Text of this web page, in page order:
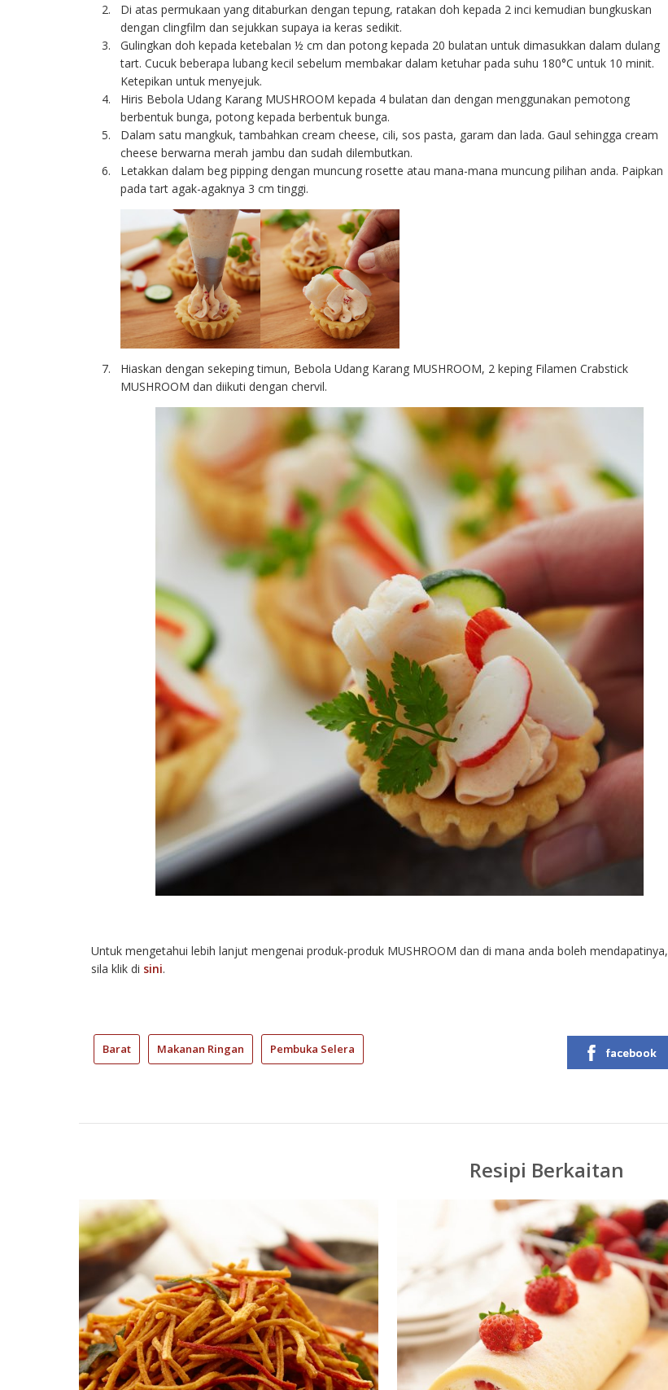
Di atas permukaan yang ditaburkan dengan tepung, ratakan doh kepada 2 inci kemudian bungkuskan
dengan clingfilm dan sejukkan supaya ia keras sedikit.
Gulingkan doh kepada ketebalan ½ cm dan potong kepada 20 bulatan untuk dimasukkan dalam dulang
tart. Cucuk beberapa lubang kecil sebelum membakar dalam ketuhar pada suhu 180°C untuk 10 minit.
Ketepikan untuk menyejuk.
Hiris Bebola Udang Karang MUSHROOM kepada 4 bulatan dan dengan menggunakan pemotong
berbentuk bunga, potong kepada berbentuk bunga.
Dalam satu mangkuk, tambahkan cream cheese, cili, sos pasta, garam dan lada. Gaul sehingga cream
cheese berwarna merah jambu dan sudah dilembutkan.
Letakkan dalam beg pipping dengan muncung rosette atau mana-mana muncung pilihan anda. Paipkan
pada tart agak-agaknya 3 cm tinggi.
Hiaskan dengan sekeping timun, Bebola Udang Karang MUSHROOM, 2 keping Filamen Crabstick
MUSHROOM dan diikuti dengan chervil.
Untuk mengetahui lebih lanjut mengenai produk-produk MUSHROOM dan di mana anda boleh mendapatinya,
sila klik di sini.
Barat Makanan Ringan Pembuka Selera facebook
Resipi Berkaitan